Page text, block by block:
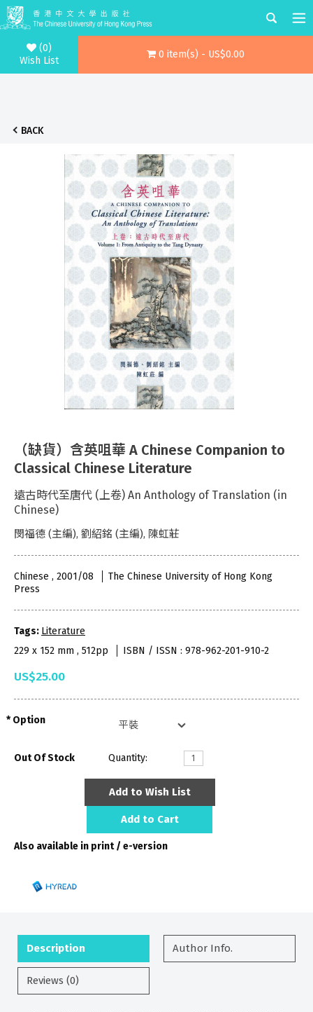
(0)
Wish List
0 item(s) - US$0.00
BACK
（缺貨）含英咀華 A Chinese Companion to
Classical Chinese Literature
遠古時代至唐代 (上卷) An Anthology of Translation (in
Chinese)
閔福德 (主編), 劉紹銘 (主編), 陳虹莊
Chinese , 2001/08
The Chinese University of Hong Kong
Press
Tags: Literature
229 x 152 mm , 512pp
ISBN / ISSN : 978-962-201-910-2
US$25.00
Option
Out Of Stock Quantity:
Add to Wish List
Add to Cart
Also available in print / e-version
Description Author Info.
Reviews (0)